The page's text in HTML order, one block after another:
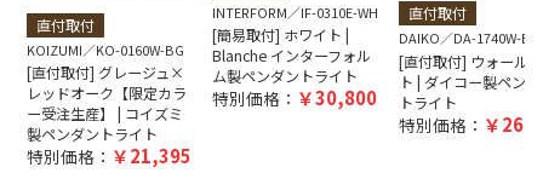
直付取付
KOIZUMI KO-0160W-BG
[直付取付] グレージュ×
レッドオーク【限定カラ
ー受注生産】 | コイズミ
製ペンダントライト
特別価格： 21,395
INTERFORM IF-0310E-WH
[簡易取付] ホワイト |
Blanche インターフォル
ム製ペンダントライト
特別価格： 30,800
直付取付
DAIKO DA-1740W-BR
[直付取付] ウォール
ト | ダイコー製ペン
トライト
特別価格：